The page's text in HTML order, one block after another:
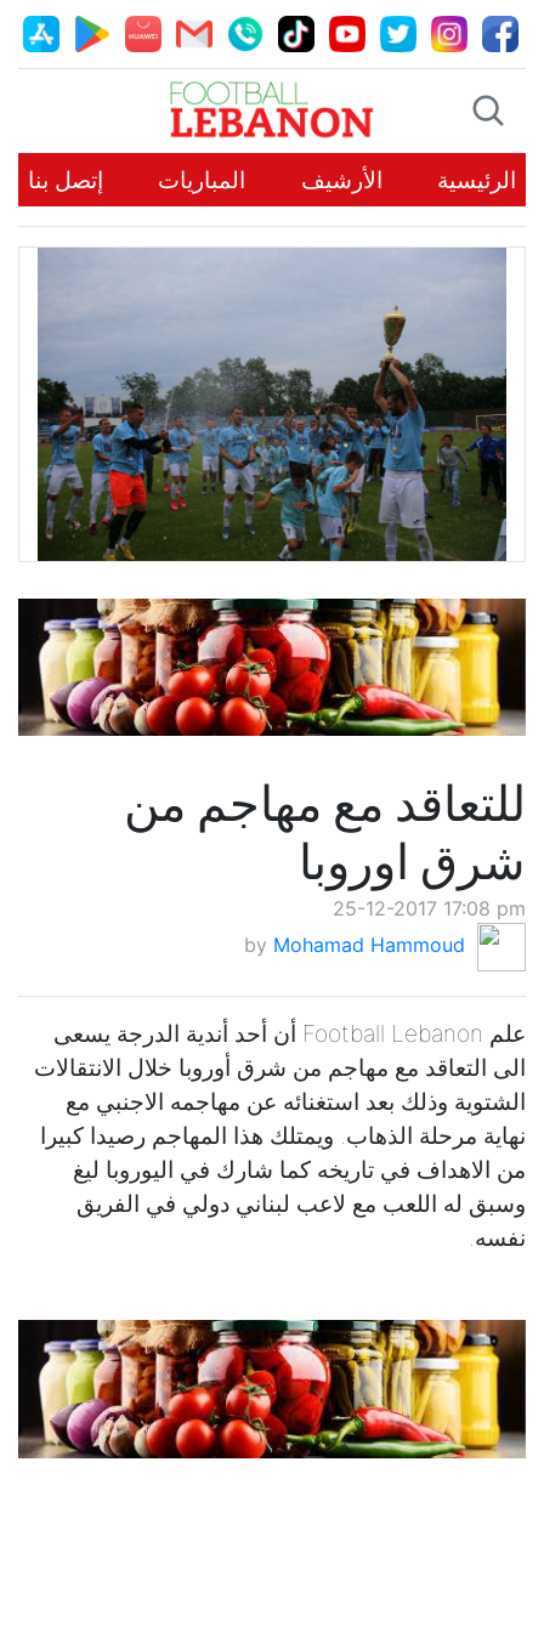
الرئيسية الأرشيف المباريات إتصل بنا
للتعاقد مع مهاجم من
شرق اوروبا
25-12-2017 17:08 pm
by Mohamad Hammoud
علم Football Lebanon أن أحد أندية الدرجة يسعى
الى التعاقد مع مهاجم من شرق أوروبا خلال الانتقالات
الشتوية وذلك بعد استغنائه عن مهاجمه الاجنبي مع
نهاية مرحلة الذهاب. ويمتلك هذا المهاجم رصيدا كبيرا
من الاهداف في تاريخه كما شارك في اليوروبا ليغ
وسبق له اللعب مع لاعب لبناني دولي في الفريق
نفسه.